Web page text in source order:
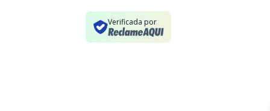
Verificada por